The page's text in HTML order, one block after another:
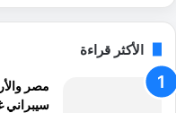
الأكثر قراءة
مصر
سيبراني